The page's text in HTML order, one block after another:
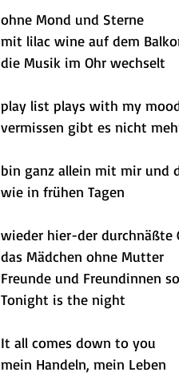
ohne Mond und Sterne
mit lilac wine auf dem
die Musik im Ohr wechselt
play list plays with my
vermissen gibt es nicht
bin ganz allein mit mir und
wie in frühen Tagen
wieder hier-der durchnäßte
das Mädchen ohne Mutter
Freunde und Freundinnen
Tonight is the night
It all comes down to you
mein Handeln, mein Leben